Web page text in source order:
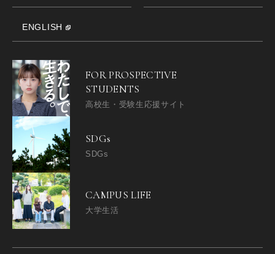
ENGLISH
FOR PROSPECTIVE
STUDENTS
高校生・受験生応援サイト
SDGs
SDGs
CAMPUS LIFE
大学生活